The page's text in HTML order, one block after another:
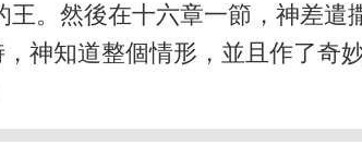
。然後在十六章一節，神差遣
神知道整個情形，並且作了奇